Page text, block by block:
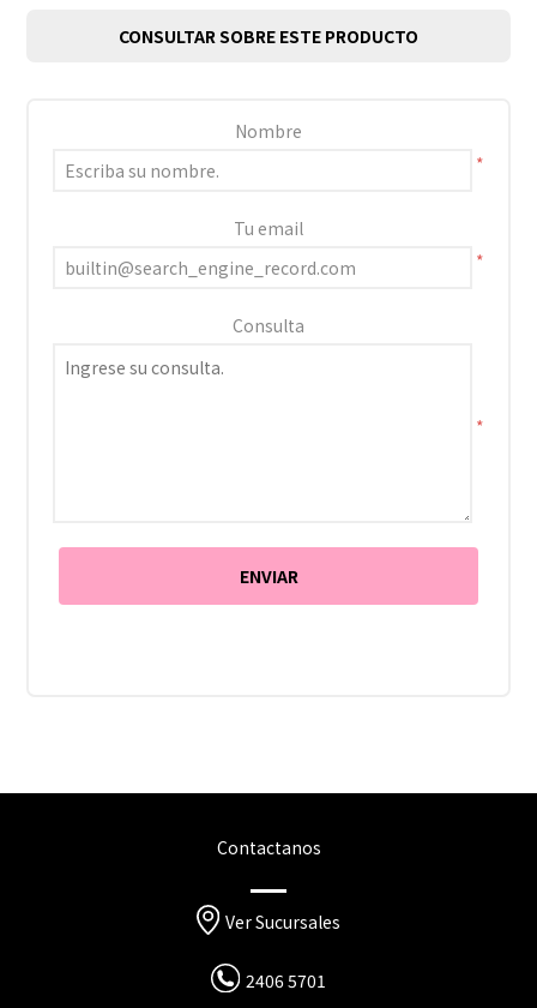
CONSULTAR SOBRE ESTE PRODUCTO
Nombre
*
Tu email
*
Consulta
*
Contactanos
Ver Sucursales
2406 5701